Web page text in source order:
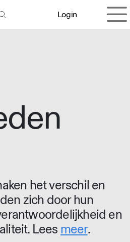
Login
het verschil en
zich door hun
en
Lees meer.